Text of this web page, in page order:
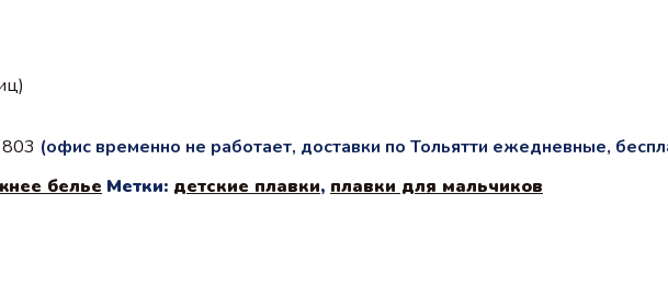
(офис временно не работает, доставки по Тольятти ежедневные,
белье Метки: детские плавки, плавки для мальчиков